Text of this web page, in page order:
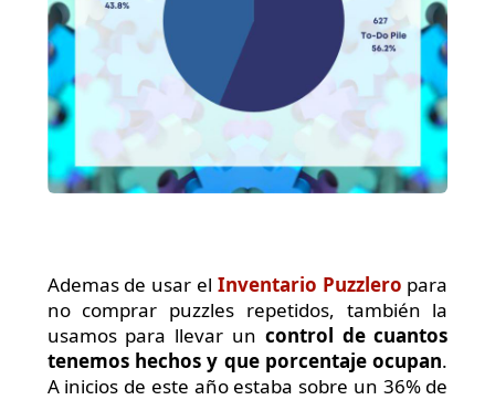
Ademas de usar el Inventario Puzzlero para
no comprar puzzles repetidos, también la
usamos para llevar un control de cuantos
tenemos hechos y que porcentaje ocupan.
A inicios de este año estaba sobre un 36% de